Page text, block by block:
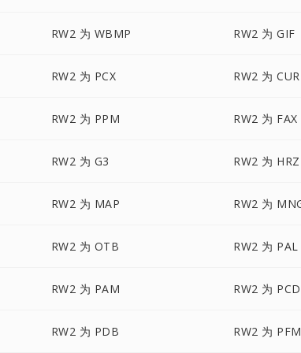
RW2 为 WBMP RW2 为 GIF
RW2 为 PCX RW2 为 CUR
RW2 为 PPM RW2 为 FAX
RW2 为 G3 RW2 为 HRZ
RW2 为 MAP RW2 为
RW2 为 OTB RW2 为 PAL
RW2 为 PAM RW2 为 PCD
RW2 为 PDB RW2 为 PFM